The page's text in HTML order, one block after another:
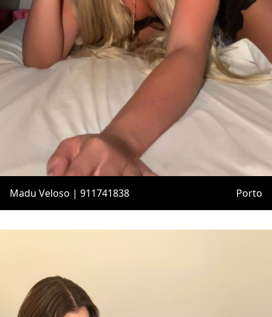
Madu Veloso | 911741838 Porto